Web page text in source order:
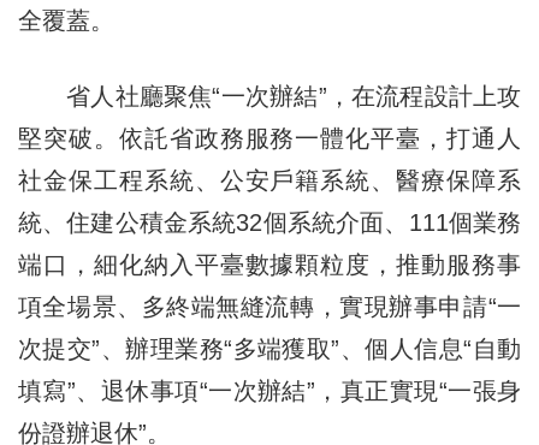
全覆蓋。
省人社廳聚焦“一次辦結”，在流程設計上攻
堅突破。依託省政務服務一體化平臺，打通人
社金保工程系統、公安戶籍系統、醫療保障系
統、住建公積金系統32個系統介面、111個業務
端口，細化納入平臺數據顆粒度，推動服務事
項全場景、多終端無縫流轉，實現辦事申請“一
次提交”、辦理業務“多端獲取”、個人信息“自動
填寫”、退休事項“一次辦結”，真正實現“一張身
份證辦退休”。